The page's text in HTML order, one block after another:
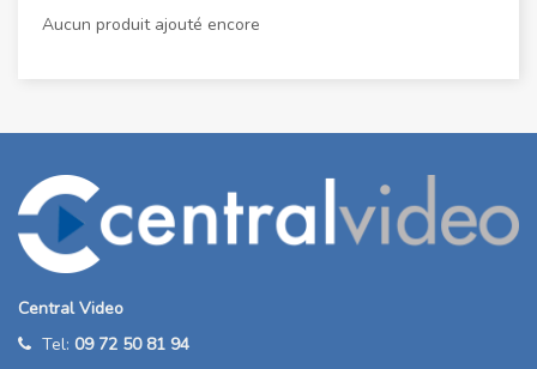
Aucun produit ajouté encore
Central Video
Tel: 09 72 50 81 94